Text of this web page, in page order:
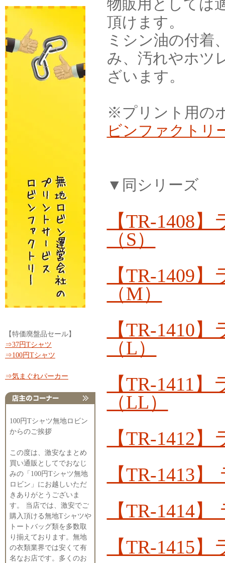
【特価廃盤品セール】
⇒37円Tシャツ
⇒100円Tシャツ
⇒気まぐれパーカー
100円Tシャツ無地ロビン
からのご挨拶
この度は、激安なまとめ
買い通販としてでおなじ
みの「100円Tシャツ無地
ロビン」にお越しいただ
きありがとうございま
す。 当店では、激安でご
購入頂ける無地Tシャツや
トートバッグ類を多数取
り揃えております。無地
の衣類業界では安くて有
名なお店です。多くのお
物販用としては
頂けます。
ミシン油の付着
み、汚れやホツ
ざいます。
※プリント用の
ビンファクトリ
▼同シリーズ
【TR-1408
（S）
【TR-1409
（M）
【TR-1410
（L）
【TR-1411
（LL）
【TR-1412
【TR-1413
【TR-1414
【TR-1415